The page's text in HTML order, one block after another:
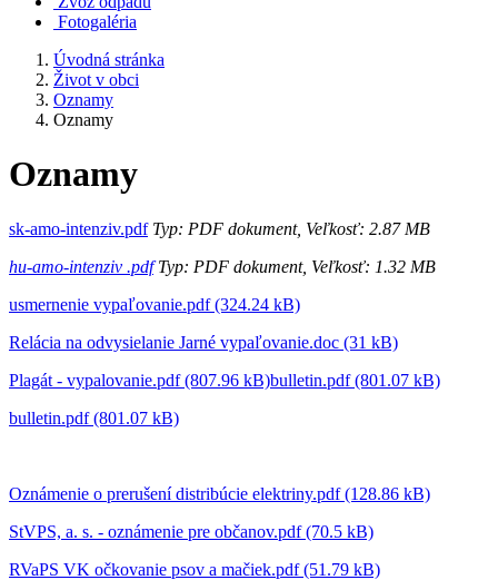
Fotogaléria
Úvodná stránka
Život v obci
Oznamy
Oznamy
Oznamy
sk-amo-intenziv.pdfTyp: PDF dokument, Veľkosť: 2.87 MB
hu-amo-intenziv .pdfTyp: PDF dokument, Veľkosť: 1.32 MB
usmernenie vypaľovanie.pdf (324.24 kB)
Relácia na odvysielanie Jarné vypaľovanie.doc (31 kB)
Plagát - vypalovanie.pdf (807.96 kB)bulletin.pdf (801.07 kB)
bulletin.pdf (801.07 kB)
Oznámenie o prerušení distribúcie elektriny.pdf (128.86 kB)
StVPS, a. s. - oznámenie pre občanov.pdf (70.5 kB)
RVaPS VK očkovanie psov a mačiek.pdf (51.79 kB)